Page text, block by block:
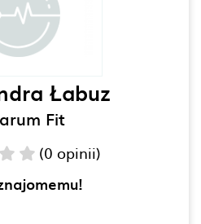
Łabuz
Fit
(0 opinii)